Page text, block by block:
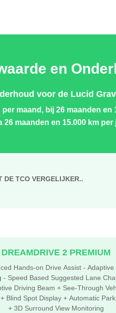
en
voor de Lucid
per maand, bij 26 maanden en
26 maanden en 15.000 km per
DE TCO VERGELIJKER..
DREAMDRIVE 2 PREMIUM
Hands-on Drive Assist - Adaptive
- Speed Based Suggested Lane
Driving Beam + See-Through
Blind Spot Display + Automatic
+ 3D Surround View Monitoring